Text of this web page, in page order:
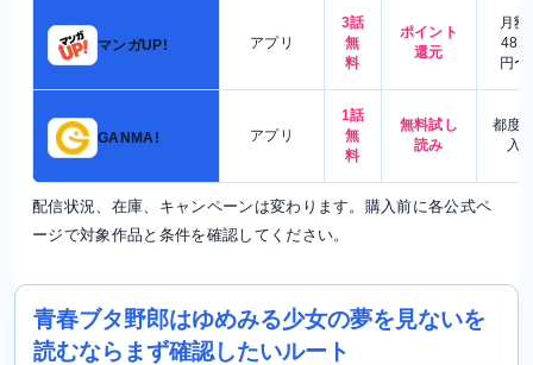
マンガUP! アプリ
3話
無
料
ポイント
還元
月額
480
円〜
GANMA! アプリ
1話
無
料
無料試し
読み
都度
入
配信状況、在庫、キャンペーンは変わります。購入前に各公式ペ
ージで対象作品と条件を確認してください。
青春ブタ野郎はゆめみる少女の夢を見ないを
読むならまず確認したいルート